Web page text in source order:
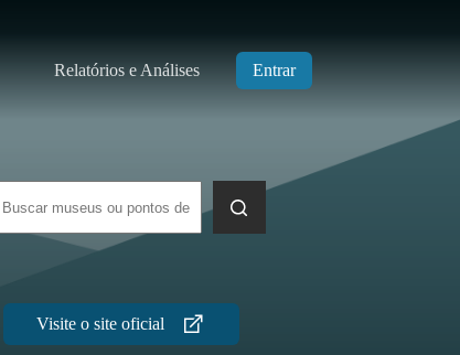
Relatórios e Análises Entrar
resultados